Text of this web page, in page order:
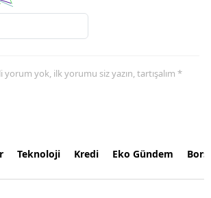
yorum yok, ilk yorumu siz yazın, tartışalım *
Teknoloji Kredi Eko Gündem